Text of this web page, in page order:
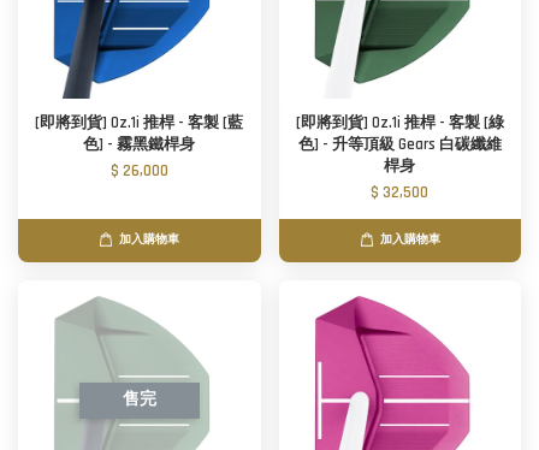
[即將到貨] Oz.1i 推桿 - 客製 [藍
色] - 霧黑鐵桿身
$ 26,000
加入購物車
[即將到貨] Oz.1i 推桿 - 客製 [綠
色] - 升等頂級 Gears 白碳纖維
桿身
$ 32,500
加入購物車
售完